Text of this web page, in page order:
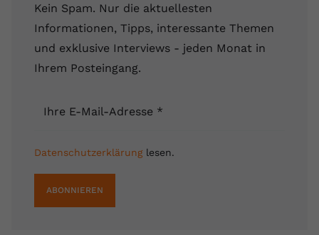
Kein Spam. Nur die aktuellesten
Informationen, Tipps, interessante Themen
und exklusive Interviews - jeden Monat in
Ihrem Posteingang.
Ihre E-Mail-Adresse *
Datenschutzerklärunglesen.
ABONNIEREN